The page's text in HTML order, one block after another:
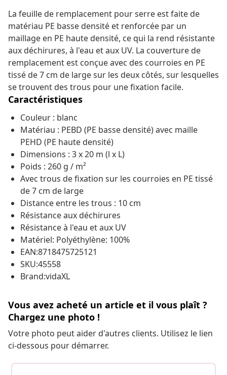
La feuille de remplacement pour serre est faite de
matériau PE basse densité et renforcée par un
maillage en PE haute densité, ce qui la rend résistante
aux déchirures, à l'eau et aux UV. La couverture de
remplacement est conçue avec des courroies en PE
tissé de 7 cm de large sur les deux côtés, sur lesquelles
se trouvent des trous pour une fixation facile.
Caractéristiques
Couleur : blanc
Matériau : PEBD (PE basse densité) avec maille
PEHD (PE haute densité)
Dimensions : 3 x 20 m (l x L)
Poids : 260 g / m²
Avec trous de fixation sur les courroies en PE tissé
de 7 cm de large
Distance entre les trous : 10 cm
Résistance aux déchirures
Résistance à l'eau et aux UV
Matériel: Polyéthylène: 100%
EAN:8718475725121
SKU:45558
Brand:vidaXL
Vous avez acheté un article et il vous plaît ?
Chargez une photo !
Votre photo peut aider d'autres clients. Utilisez le lien
ci-dessous pour démarrer.